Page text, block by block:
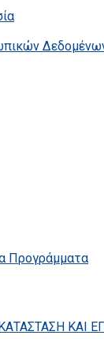
Προγράμματα
ΚΑΙ